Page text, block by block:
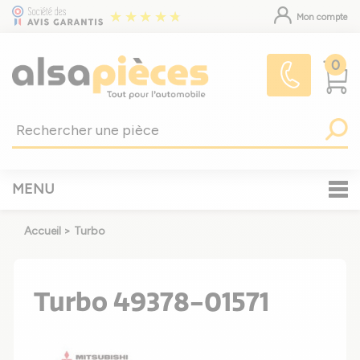
Mon compte
0
MENU
Accueil > Turbo
Turbo 49378-01571